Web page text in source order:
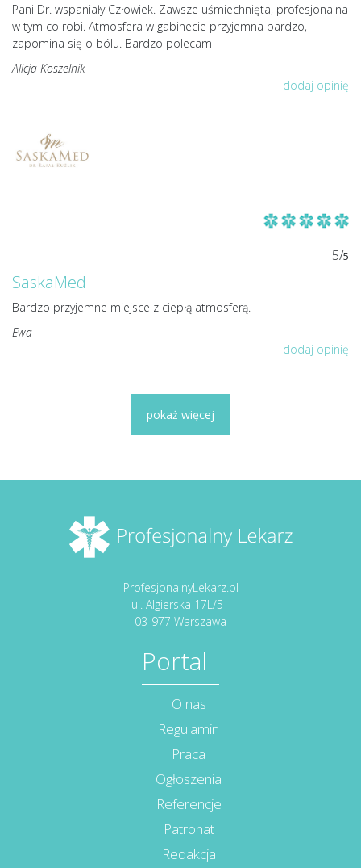
Pani Dr. wspaniały Człowiek. Zawsze uśmiechnięta, profesjonalna
w tym co robi. Atmosfera w gabinecie przyjemna bardzo,
zapomina się o bólu. Bardzo polecam
Alicja Koszelnik
dodaj opinię
5/5
SaskaMed
Bardzo przyjemne miejsce z ciepłą atmosferą.
Ewa
dodaj opinię
pokaż więcej
ProfesjonalnyLekarz.pl
ul. Algierska 17L/5
03-977 Warszawa
Portal
O nas
Regulamin
Praca
Ogłoszenia
Referencje
Patronat
Redakcja